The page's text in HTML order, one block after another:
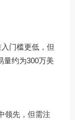
门槛更低，但
量约为300万美
领先，但需注